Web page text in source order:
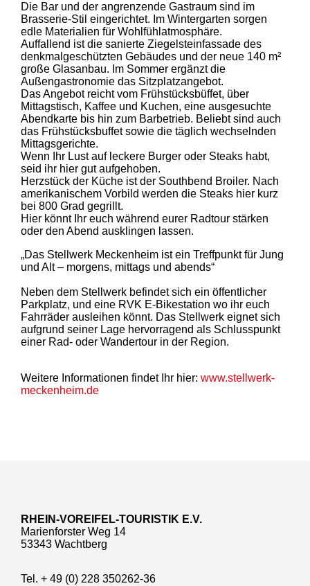
Die Bar und der angrenzende Gastraum sind im
Brasserie-Stil eingerichtet. Im Wintergarten sorgen
edle Materialien für Wohlfühlatmosphäre.
Auffallend ist die sanierte Ziegelsteinfassade des
denkmalgeschützten Gebäudes und der neue 140 m²
große Glasanbau. Im Sommer ergänzt die
Außengastronomie das Sitzplatzangebot.
Das Angebot reicht vom Frühstücksbüffet, über
Mittagstisch, Kaffee und Kuchen, eine ausgesuchte
Abendkarte bis hin zum Barbetrieb. Beliebt sind auch
das Frühstücksbuffet sowie die täglich wechselnden
Mittagsgerichte.
Wenn Ihr Lust auf leckere Burger oder Steaks habt,
seid ihr hier gut aufgehoben.
Herzstück der Küche ist der Southbend Broiler. Nach
amerikanischem Vorbild werden die Steaks hier kurz
bei 800 Grad gegrillt.
Hier könnt Ihr euch während eurer Radtour stärken
oder den Abend ausklingen lassen.
„Das Stellwerk Meckenheim ist ein Treffpunkt für Jung
und Alt – morgens, mittags und abends“
Neben dem Stellwerk befindet sich ein öffentlicher
Parkplatz, und eine RVK E-Bikestation wo ihr euch
Fahrräder ausleihen könnt. Das Stellwerk eignet sich
aufgrund seiner Lage hervorragend als Schlusspunkt
einer Rad- oder Wandertour in der Region.
Weitere Informationen findet Ihr hier: www.stellwerk-
meckenheim.de
RHEIN-VOREIFEL-TOURISTIK E.V.
Marienforster Weg 14
53343 Wachtberg
Tel. + 49 (0) 228 350262-36